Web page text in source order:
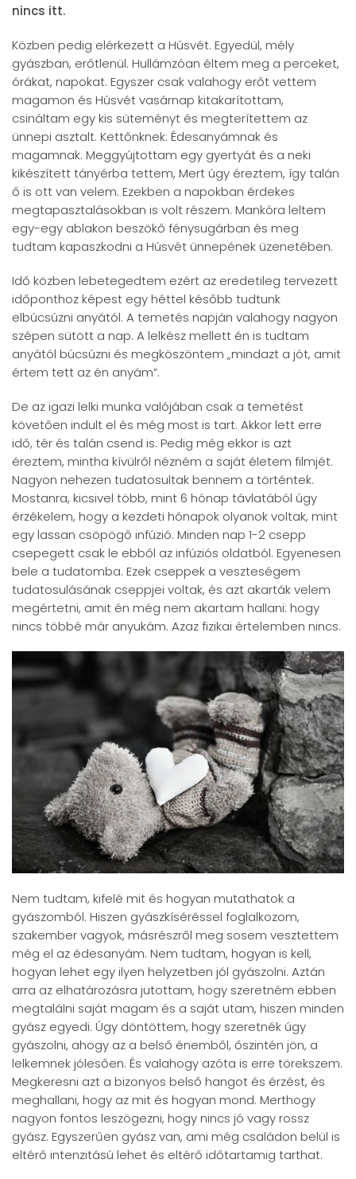
nincs itt.
Közben pedig elérkezett a Húsvét. Egyedül, mély
gyászban, erőtlenül. Hullámzóan éltem meg a perceket,
órákat, napokat. Egyszer csak valahogy erőt vettem
magamon és Húsvét vasárnap kitakarítottam,
csináltam egy kis süteményt és megterítettem az
ünnepi asztalt. Kettőnknek: Édesanyámnak és
magamnak. Meggyújtottam egy gyertyát és a neki
kikészített tányérba tettem, Mert úgy éreztem, így talán
ő is ott van velem. Ezekben a napokban érdekes
megtapasztalásokban is volt részem. Mankóra leltem
egy-egy ablakon beszökő fénysugárban és meg
tudtam kapaszkodni a Húsvét ünnepének üzenetében.
Idő közben lebetegedtem ezért az eredetileg tervezett
időponthoz képest egy héttel később tudtunk
elbúcsúzni anyától. A temetés napján valahogy nagyon
szépen sütött a nap. A lelkész mellett én is tudtam
anyától búcsúzni és megköszöntem „mindazt a jót, amit
értem tett az én anyám”.
De az igazi lelki munka valójában csak a temetést
követően indult el és még most is tart. Akkor lett erre
idő, tér és talán csend is. Pedig még ekkor is azt
éreztem, mintha kívülről nézném a saját életem filmjét.
Nagyon nehezen tudatosultak bennem a történtek.
Mostanra, kicsivel több, mint 6 hónap távlatából úgy
érzékelem, hogy a kezdeti hónapok olyanok voltak, mint
egy lassan csöpögő infúzió. Minden nap 1-2 csepp
csepegett csak le ebből az infúziós oldatból. Egyenesen
bele a tudatomba. Ezek cseppek a veszteségem
tudatosulásának cseppjei voltak, és azt akarták velem
megértetni, amit én még nem akartam hallani: hogy
nincs többé már anyukám. Azaz fizikai értelemben nincs.
Nem tudtam, kifelé mit és hogyan mutathatok a
gyászomból. Hiszen gyászkíséréssel foglalkozom,
szakember vagyok, másrészről meg sosem vesztettem
még el az édesanyám. Nem tudtam, hogyan is kell,
hogyan lehet egy ilyen helyzetben jól gyászolni. Aztán
arra az elhatározásra jutottam, hogy szeretném ebben
megtalálni saját magam és a saját utam, hiszen minden
gyász egyedi. Úgy döntöttem, hogy szeretnék úgy
gyászolni, ahogy az a belső énemből, őszintén jön, a
lelkemnek jólesően. És valahogy azóta is erre törekszem.
Megkeresni azt a bizonyos belső hangot és érzést, és
meghallani, hogy az mit és hogyan mond. Merthogy
nagyon fontos leszögezni, hogy nincs jó vagy rossz
gyász. Egyszerűen gyász van, ami még családon belül is
eltérő intenzitású lehet és eltérő időtartamig tarthat.